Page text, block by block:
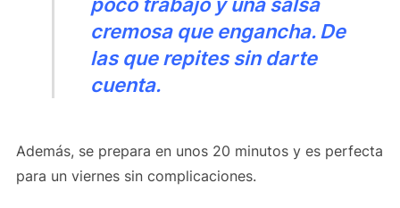
cremosa que engancha. De
las que repites sin darte
cuenta.
Además, se prepara en unos 20 minutos y es perfecta
para un viernes sin complicaciones.